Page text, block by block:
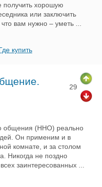
получить хорошую
или заключить
вам нужно – уметь
купить
29
общения (ННО) реально
Он применим и в
комнате, и за столом
Никогда не поздно
заинтересованных